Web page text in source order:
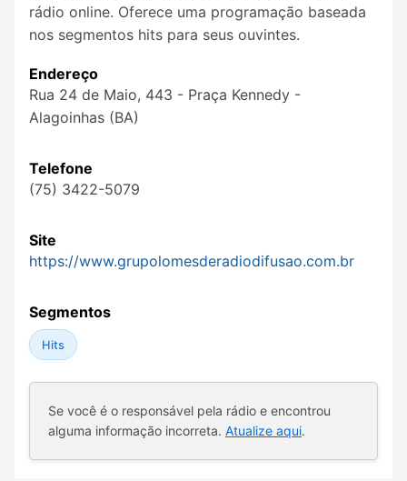
rádio online. Oferece uma programação baseada
nos segmentos hits para seus ouvintes.
Endereço
Rua 24 de Maio, 443 - Praça Kennedy -
Alagoinhas (BA)
Telefone
(75) 3422-5079
Site
https://www.grupolomesderadiodifusao.com.br
Segmentos
Hits
Se você é o responsável pela rádio e encontrou
alguma informação incorreta. Atualize aqui.